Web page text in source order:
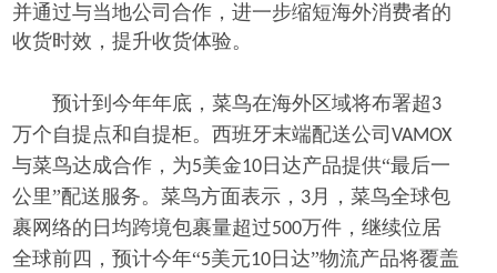
并通过与当地公司合作，进一步缩短海外消费者的
收货时效，提升收货体验。
预计到今年年底，菜鸟在海外区域将布署超3
万个自提点和自提柜。西班牙末端配送公司VAMOX
与菜鸟达成合作，为5美金10 日达产品提供“最后一
公里”配送服务。菜鸟方面表示， 3月，菜鸟全球包
裹网络的日均跨境包裹量超过500万件，继续位居
全球前四，预计今年“5美元10 日达”物流产品将覆盖